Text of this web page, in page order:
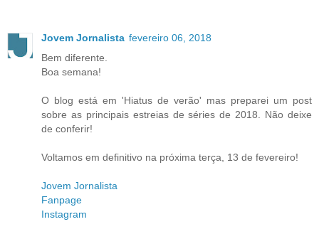
Jovem Jornalista fevereiro 06, 2018
Bem diferente.
Boa semana!
O blog está em 'Hiatus de verão' mas preparei um post
sobre as principais estreias de séries de 2018. Não deixe
de conferir!
Voltamos em definitivo na próxima terça, 13 de fevereiro!
Jovem Jornalista
Fanpage
Instagram